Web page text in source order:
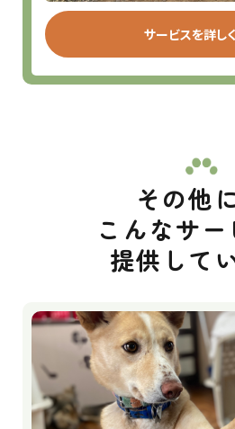
サービスを詳し
その他
こんなサー
提供して